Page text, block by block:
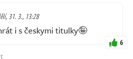
31. 3., 13:28
i s českymi titulky🤪
6